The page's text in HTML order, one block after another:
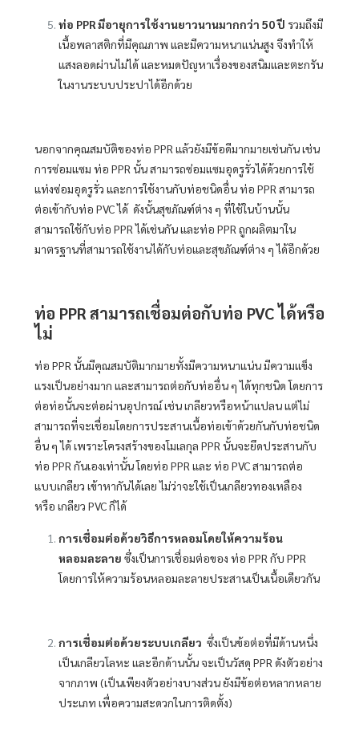
ท่อ PPR มีอายุการใช้งานยาวนานมากกว่า 50 ปี รวมถึงมี
เนื้อพลาสติกที่มีคุณภาพ และมีความหนาแน่นสูง จึงทำให้
แสงลอดผ่านไม่ได้ และหมดปัญหาเรื่องของสนิมและตะกรัน
ในงานระบบประปาได้อีกด้วย
นอกจากคุณสมบัติของท่อ PPR แล้วยังมีข้อดีมากมายเช่นกัน เช่น
การซ่อมแซม ท่อ PPR นั้น สามารถซ่อมแซมอุดรูรั่วได้ด้วยการใช้
แท่งซ่อมอุดรูรั่ว และการใช้งานกับท่อชนิดอื่น ท่อ PPR สามารถ
ต่อเข้ากับท่อ PVC ได้ ดังนั้นสุขภัณฑ์ต่าง ๆ ที่ใช้ในบ้านนั้น
สามารถใช้กับท่อ PPR ได้เช่นกัน และท่อ PPR ถูกผลิตมาใน
มาตรฐานที่สามารถใช้งานได้กับท่อและสุขภัณฑ์ต่าง ๆ ได้อีกด้วย
ท่อ PPR สามารถเชื่อมต่อกับท่อ PVC ได้หรือ
ไม่
ท่อ PPR นั้นมีคุณสมบัติมากมายทั้งมีความหนาแน่น มีความแข็ง
แรงเป็นอย่างมาก และสามารถต่อกับท่ออื่น ๆ ได้ทุกชนิด โดยการ
ต่อท่อนั้นจะต่อผ่านอุปกรณ์ เช่น เกลียวหรือหน้าแปลน แต่ไม่
สามารถที่จะเชื่อมโดยการประสานเนื้อท่อเข้าด้วยกันกับท่อชนิด
อื่น ๆ ได้ เพราะโครงสร้างของโมเลกุล PPR นั้นจะยึดประสานกับ
ท่อ PPR กันเองเท่านั้น โดยท่อ PPR และ ท่อ PVC สามารถต่อ
แบบเกลียว เข้าหากันได้เลย ไม่ว่าจะใช้เป็นเกลียวทองเหลือง
หรือ เกลียว PVC ก็ได้
การเชื่อมต่อด้วยวิธีการหลอมโดยให้ความร้อน
หลอมละลาย ซึ่งเป็นการเชื่อมต่อของ ท่อ PPR กับ PPR
โดยการให้ความร้อนหลอมละลายประสานเป็นเนื้อเดียวกัน
การเชื่อมต่อด้วยระบบเกลียว ซึ่งเป็นข้อต่อที่มีด้านหนึ่ง
เป็นเกลียวโลหะ และอีกด้านนั้น จะเป็นวัสดุ PPR ดังตัวอย่าง
จากภาพ (เป็นเพียงตัวอย่างบางส่วน ยังมีข้อต่อหลากหลาย
ประเภท เพื่อความสะดวกในการติดตั้ง)